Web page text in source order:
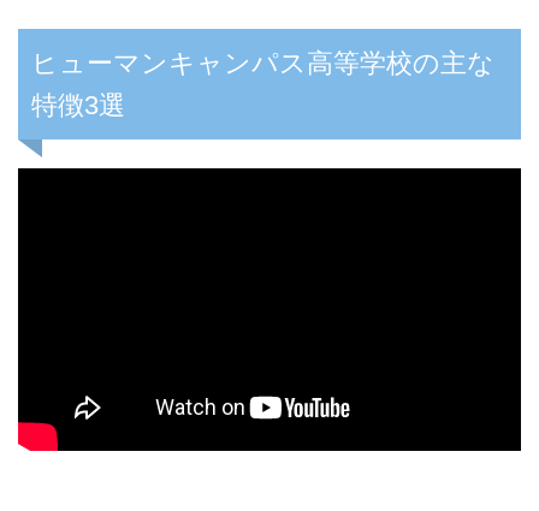
ヒューマンキャンパス高等学校の主な
特徴3選